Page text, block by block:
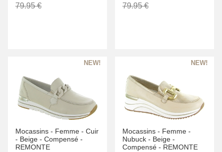
79.95 €
79.95 €
Mocassins - Femme - Cuir
- Beige - Compensé -
REMONTE
Mocassins - Femme -
Nubuck - Beige -
Compensé - REMONTE